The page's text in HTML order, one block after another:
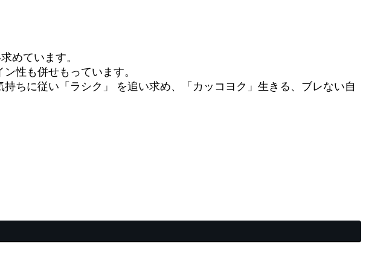
めています。
性も併せもっています。
ちに従い「ラシク」 を追い求め、「カッコヨク」生きる、ブレない自